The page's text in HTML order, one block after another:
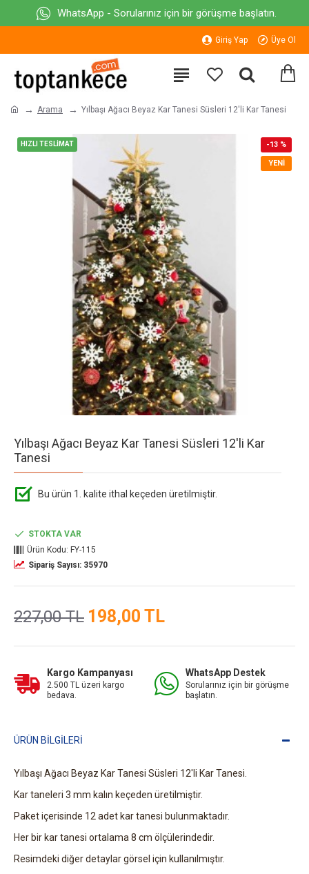
WhatsApp - Sorularınız için bir görüşme başlatın.
Giriş Yap Üye Ol
Arama Yılbaşı Ağacı Beyaz Kar Tanesi Süsleri 12'li Kar Tanesi
HIZLI TESLİMAT
YENI
-13 %
Yılbaşı Ağacı Beyaz Kar Tanesi Süsleri 12'li Kar
Tanesi
Bu ürün 1. kalite ithal keçeden üretilmiştir.
198,00 TL
227,00 TL
STOKTA VAR
Ürün Kodu: FY-115
Sipariş Sayısı: 35970
Kargo Kampanyası
2.500 TL üzeri kargo
bedava.
WhatsApp Destek
Sorularınız için bir görüşme
başlatın.
ÜRÜN BILGILERI
Yılbaşı Ağacı Beyaz Kar Tanesi Süsleri 12'li Kar Tanesi.
Kar taneleri 3 mm kalın keçeden üretilmiştir.
Paket içerisinde 12 adet kar tanesi bulunmaktadır.
Her bir kar tanesi ortalama 8 cm ölçülerindedir.
Resimdeki diğer detaylar görsel için kullanılmıştır.